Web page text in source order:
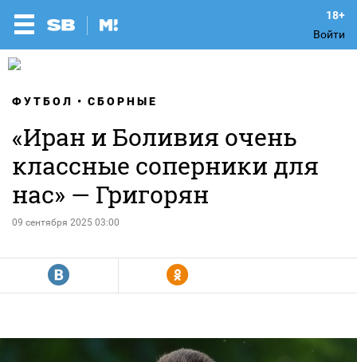
Войти
ФУТБОЛ СБОРНЫЕ
«Иран и Боливия очень
классные соперники для
нас» — Григорян
09 сентября 2025 03:00
R Y